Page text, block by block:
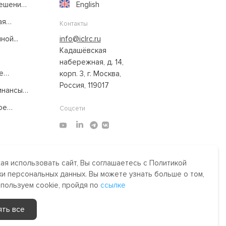
English
Контакты
info@iclrc.ru
Кадашёвская
набережная, д. 14,
корп. 3, г. Москва,
Россия, 119017
Соцсети
Made by Uprising
2021
использовать сайт, Вы соглашаетесь с Политикой
персональных данных. Вы можете узнать больше о том,
cookie, пройдя по ссылке
все